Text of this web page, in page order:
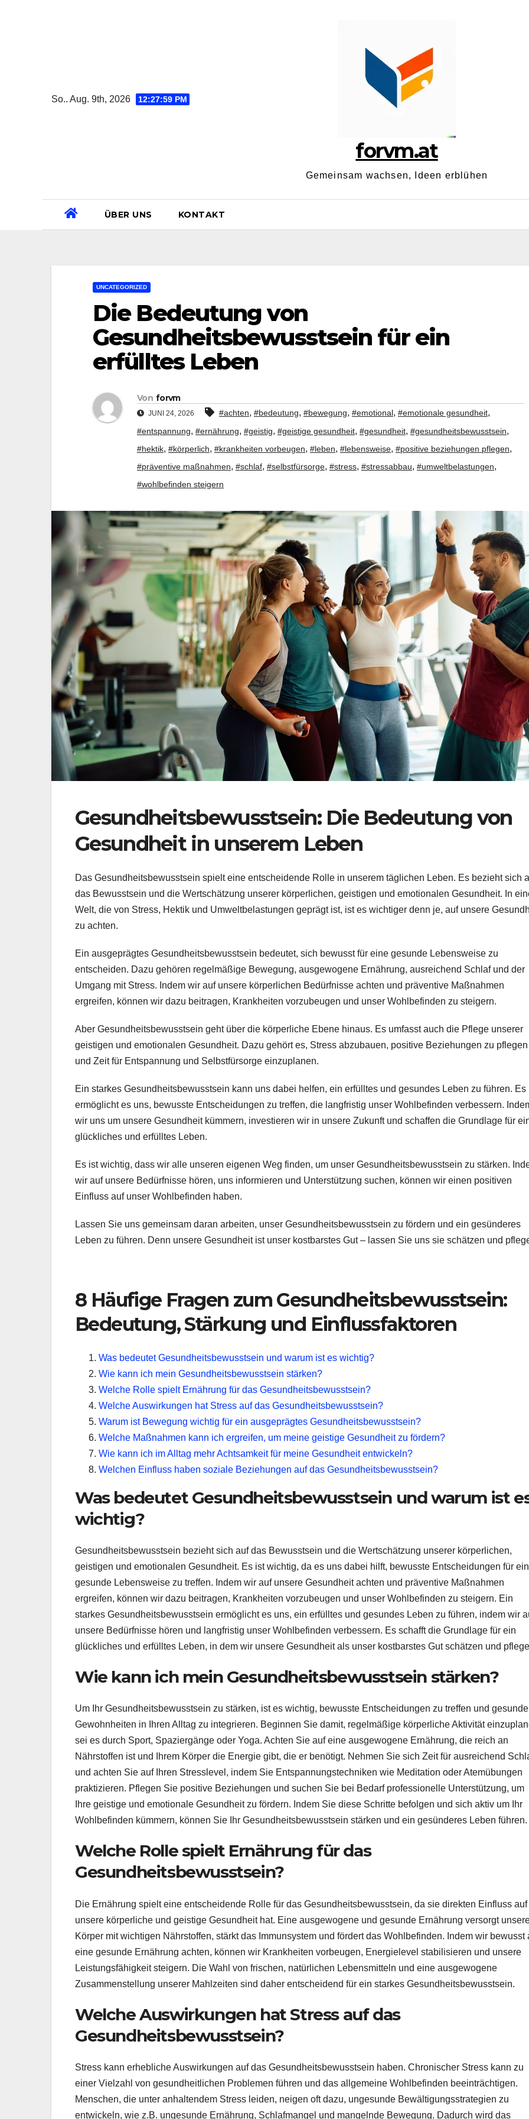
So.. Aug. 9th, 2026 12:28:00 PM
forvm.at
Gemeinsam wachsen, Ideen erblühen
ÜBER UNS KONTAKT
UNCATEGORIZED
Die Bedeutung von
Gesundheitsbewusstsein für ein
erfülltes Leben
Von forvm
JUNI 24, 2026 #achten, #bedeutung, #bewegung, #emotional, #emotionale gesundheit,
#entspannung, #ernährung, #geistig, #geistige gesundheit, #gesundheit, #gesundheitsbewusstsein,
#hektik, #körperlich, #krankheiten vorbeugen, #leben, #lebensweise, #positive beziehungen pflegen,
#präventive maßnahmen, #schlaf, #selbstfürsorge, #stress, #stressabbau, #umweltbelastungen,
#wohlbefinden steigern
Gesundheitsbewusstsein: Die Bedeutung von
Gesundheit in unserem Leben
Das Gesundheitsbewusstsein spielt eine entscheidende Rolle in unserem täglichen Leben. Es bezieht sich
das Bewusstsein und die Wertschätzung unserer körperlichen, geistigen und emotionalen Gesundheit. In
Welt, die von Stress, Hektik und Umweltbelastungen geprägt ist, ist es wichtiger denn je, auf unsere
zu achten.
Ein ausgeprägtes Gesundheitsbewusstsein bedeutet, sich bewusst für eine gesunde Lebensweise zu
entscheiden. Dazu gehören regelmäßige Bewegung, ausgewogene Ernährung, ausreichend Schlaf und der
Umgang mit Stress. Indem wir auf unsere körperlichen Bedürfnisse achten und präventive Maßnahmen
ergreifen, können wir dazu beitragen, Krankheiten vorzubeugen und unser Wohlbefinden zu steigern.
Aber Gesundheitsbewusstsein geht über die körperliche Ebene hinaus. Es umfasst auch die Pflege unserer
geistigen und emotionalen Gesundheit. Dazu gehört es, Stress abzubauen, positive Beziehungen zu pflegen
und Zeit für Entspannung und Selbstfürsorge einzuplanen.
Ein starkes Gesundheitsbewusstsein kann uns dabei helfen, ein erfülltes und gesundes Leben zu führen. Es
ermöglicht es uns, bewusste Entscheidungen zu treffen, die langfristig unser Wohlbefinden verbessern.
wir uns um unsere Gesundheit kümmern, investieren wir in unsere Zukunft und schaffen die Grundlage für
glückliches und erfülltes Leben.
Es ist wichtig, dass wir alle unseren eigenen Weg finden, um unser Gesundheitsbewusstsein zu stärken.
wir auf unsere Bedürfnisse hören, uns informieren und Unterstützung suchen, können wir einen positiven
Einfluss auf unser Wohlbefinden haben.
Lassen Sie uns gemeinsam daran arbeiten, unser Gesundheitsbewusstsein zu fördern und ein gesünderes
Leben zu führen. Denn unsere Gesundheit ist unser kostbarstes Gut – lassen Sie uns sie schätzen und
8 Häufige Fragen zum Gesundheitsbewusstsein:
Bedeutung, Stärkung und Einflussfaktoren
Was bedeutet Gesundheitsbewusstsein und warum ist es wichtig?
Wie kann ich mein Gesundheitsbewusstsein stärken?
Welche Rolle spielt Ernährung für das Gesundheitsbewusstsein?
Welche Auswirkungen hat Stress auf das Gesundheitsbewusstsein?
Warum ist Bewegung wichtig für ein ausgeprägtes Gesundheitsbewusstsein?
Welche Maßnahmen kann ich ergreifen, um meine geistige Gesundheit zu fördern?
Wie kann ich im Alltag mehr Achtsamkeit für meine Gesundheit entwickeln?
Welchen Einfluss haben soziale Beziehungen auf das Gesundheitsbewusstsein?
Was bedeutet Gesundheitsbewusstsein und warum ist
wichtig?
Gesundheitsbewusstsein bezieht sich auf das Bewusstsein und die Wertschätzung unserer körperlichen,
geistigen und emotionalen Gesundheit. Es ist wichtig, da es uns dabei hilft, bewusste Entscheidungen für
gesunde Lebensweise zu treffen. Indem wir auf unsere Gesundheit achten und präventive Maßnahmen
ergreifen, können wir dazu beitragen, Krankheiten vorzubeugen und unser Wohlbefinden zu steigern. Ein
starkes Gesundheitsbewusstsein ermöglicht es uns, ein erfülltes und gesundes Leben zu führen, indem wir
unsere Bedürfnisse hören und langfristig unser Wohlbefinden verbessern. Es schafft die Grundlage für ein
glückliches und erfülltes Leben, in dem wir unsere Gesundheit als unser kostbarstes Gut schätzen und
Wie kann ich mein Gesundheitsbewusstsein stärken?
Um Ihr Gesundheitsbewusstsein zu stärken, ist es wichtig, bewusste Entscheidungen zu treffen und gesunde
Gewohnheiten in Ihren Alltag zu integrieren. Beginnen Sie damit, regelmäßige körperliche Aktivität
sei es durch Sport, Spaziergänge oder Yoga. Achten Sie auf eine ausgewogene Ernährung, die reich an
Nährstoffen ist und Ihrem Körper die Energie gibt, die er benötigt. Nehmen Sie sich Zeit für ausreichend
und achten Sie auf Ihren Stresslevel, indem Sie Entspannungstechniken wie Meditation oder Atemübungen
praktizieren. Pflegen Sie positive Beziehungen und suchen Sie bei Bedarf professionelle Unterstützung, um
Ihre geistige und emotionale Gesundheit zu fördern. Indem Sie diese Schritte befolgen und sich aktiv um Ihr
Wohlbefinden kümmern, können Sie Ihr Gesundheitsbewusstsein stärken und ein gesünderes Leben führen.
Welche Rolle spielt Ernährung für das
Gesundheitsbewusstsein?
Die Ernährung spielt eine entscheidende Rolle für das Gesundheitsbewusstsein, da sie direkten Einfluss auf
unsere körperliche und geistige Gesundheit hat. Eine ausgewogene und gesunde Ernährung versorgt
Körper mit wichtigen Nährstoffen, stärkt das Immunsystem und fördert das Wohlbefinden. Indem wir bewusst
eine gesunde Ernährung achten, können wir Krankheiten vorbeugen, Energielevel stabilisieren und unsere
Leistungsfähigkeit steigern. Die Wahl von frischen, natürlichen Lebensmitteln und eine ausgewogene
Zusammenstellung unserer Mahlzeiten sind daher entscheidend für ein starkes Gesundheitsbewusstsein.
Welche Auswirkungen hat Stress auf das
Gesundheitsbewusstsein?
Stress kann erhebliche Auswirkungen auf das Gesundheitsbewusstsein haben. Chronischer Stress kann zu
einer Vielzahl von gesundheitlichen Problemen führen und das allgemeine Wohlbefinden beeinträchtigen.
Menschen, die unter anhaltendem Stress leiden, neigen oft dazu, ungesunde Bewältigungsstrategien zu
entwickeln, wie z.B. ungesunde Ernährung, Schlafmangel und mangelnde Bewegung. Dadurch wird das